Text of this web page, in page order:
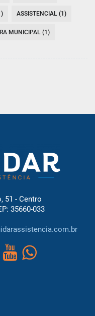
ASSISTENCIAL (1)
MUNICIPAL (1)
51 - Centro
35660-033